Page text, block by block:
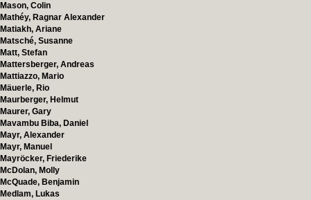
Mason, Colin
Mathéy, Ragnar Alexander
Matiakh, Ariane
Matsché, Susanne
Matt, Stefan
Mattersberger, Andreas
Mattiazzo, Mario
Mäuerle, Rio
Maurberger, Helmut
Maurer, Gary
Mavambu Biba, Daniel
Mayr, Alexander
Mayr, Manuel
Mayröcker, Friederike
McDolan, Molly
McQuade, Benjamin
Medlam, Lukas